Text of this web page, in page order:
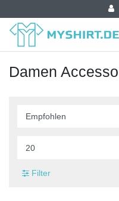
Damen
Filter